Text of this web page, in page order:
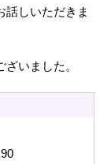
話しいただきま
いました。